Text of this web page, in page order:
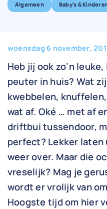
Algemeen Baby's &
woensdag 6 november,
Heb jij ook zo’n
peuter in huis? Wat
kwebbelen,
wat af. Oké … met af
driftbui tussendoor,
perfect? Lekker laten
weer over. Maar die
vreselijk? Mag je
wordt er vrolijk van
Hoogste tijd om hier